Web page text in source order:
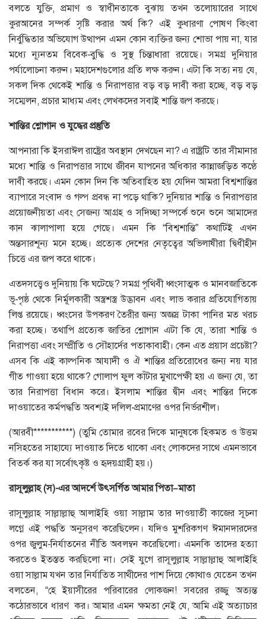
বলতে যুক্তি, প্রমাণ ও স্বাধীনতাকে বুঝায় তখন তলোয়ারের সাথে
কুরআনের সম্পর্ক সৃষ্টি করার অর্থ কি? এই কুধারণা পোষণ কিংবা
নির্বুদ্ধিতার অভিযোগ উত্থাপন এমন কোন ব্যক্তির জন্য শোভা পায় না, যার
মধ্যে ন্যূনতম বিবেক-বুদ্ধি ও সুস্থ চিন্তাধারা রয়েছে। সমগ্র দুনিয়ার
পর্যালোচনা করুন। মহাদেশগুলোর প্রতি লক্ষ করুন। এটা কি সত্য নয় যে,
সকল দিক থেকেই শান্তি ও নিরাপত্তার বড় বড় দাবী করা হচ্ছে, বড় বড়
সম্মেলন, প্রচার মাধ্যম এবং লেখকদের সবাই শান্তি জপ করছে।
শান্তিরশ্লোগানওযুদ্ধেরপ্রস্তুতি
আপনারা কি ইসরাঈল রাষ্ট্রের অবস্থান দেখছেন না? এ রাষ্ট্রটি তার সীমানার
মধ্যে শান্তি ও নিরাপত্তার সাথে জীবন যাপনের অধিকার কান্নাজড়িত কণ্ঠে
দাবী করছে। এমন কোন দিন কি অতিবাহিত হয় যেদিন আমরা বিশ্বশান্তির
ব্যাপারে সংবাদ ও গল্প প্রবন্ধ না পড়ে থাকি? দুনিয়ার শান্তি ও নিরাপত্তার
প্রয়োজনীয়তা এবং সেজন্য আগ্রহ ও সদিচ্ছা সম্পর্কে শুনে শুনে আমাদের
কান ঝালাপালা হয়ে গেছে। এমন কি “বিশ্বশান্তি” কথাটিই এখন
অন্তসারশূন্য মনে হচ্ছে। প্রত্যেক দেশের নেতৃত্বের অভিলাষীরা দ্বিধীহীন
চিত্তে এর জপ করে থাকে।
এতদসত্ত্বেও দুনিয়ায় কি ঘটেছে? সমগ্র পৃথিবী ধ্বংসাত্মক ও মানবজাতিকে
ভূ-পৃষ্ঠ থেকে নির্মূলকারী অস্ত্রশস্ত্র উদ্ভাবন এবং লাভ করার প্রতিযোগিতায়
লিপ্ত রয়েছে। ধ্বংসের উপকরণ তৈরীর জন্য অজস্র টাকা পানির মত খরচ
করা হচ্ছে। তথাপি প্রত্যেক জাতির শ্লোগান এটা কি যে, তারা শান্তি ও
নিরাপত্তা এবং সম্প্রীতি ও সৌহার্দের পতাকাবাহী। কেন এত প্রয়াস প্রচেষ্টা?
এসব কি এই কাল্পনিক আযাদী ও ঐ শান্তির প্রতিরোধের জন্য নয় যার
গীত গাওয়া হয়ে থাকে? গোলাপ ফুল কাঁটার মুখাপেক্ষী হয় এ জন্য যে, তা
তার নিরাপত্তা বিধান করে। ইসলাম শান্তির দ্বীন এবং শান্তির দিকে
দাওয়াতের কর্মপদ্ধতি অবশ্যই দলিল-প্রমাণের ওপর নির্ভরশীল।
(আরবী***********) (তুমি তোমার রবের দিকে মানুষকে হিকমত ও উত্তম
নসিহতের সাহায্যে দাওয়াত দিতে থাকো এবং লোকদের সাথে এমনভাবে
বিতর্ক কর যা সর্বোৎকৃষ্ট ও হৃদয়গ্রাহী হয়।)
রাসূলুল্লাহ(স)-এরআদর্শেউৎসর্গিতআমারপিতা–মাতা
রাসূলুল্লাহ সাল্লাল্লাহু আলাইহি ওয়া সাল্লাম তার দাওয়াতী কাজের সূচনা
লগ্নে এই পদ্ধতি অনুসরণ করেছিলেন। যদিও মুশরিকগণ ঈমানদারদের
ওপর জুলুম-নির্যাতনের নীতি অবলম্বন করেছিলো। এমনকি তাদের হত্যা
করতেও ইতস্তত করছিলো না। সেই যুগে রাসূলুল্লাহ সাল্লাল্লাহু আলাইহি
ওয়া সাল্লাম যখন তার নির্যাতিত সাথীদের পাশ দিয়ে কোথাও যেতেন তখন
বলতেন, “হে ইয়াসীরের পরিবারের লোকজন! সবরের রজ্জু অত্যন্ত
কঠোরভাবে ধারণ কর। আমার এমন ক্ষমতা নেই যে, আমি এই অত্যাচার